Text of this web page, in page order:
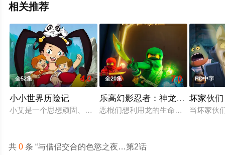
相关推荐
全52集 4.0
小小世界历险记
小艾是一个思想顽固、直言不讳的女孩。 就像同龄人一样，她
全20集 7.0
乐高幻影忍者：神龙崛起
恶棍们想利用龙的生命力为非作歹，
HD中字
坏家伙
当坏家伙
共 0条 “与僧侣交合的色慾之夜…第2话